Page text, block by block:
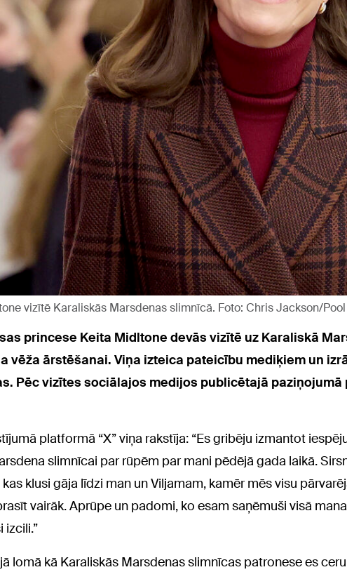
vizītē Karaliskās Marsdenas slimnīcā. Foto: Chris Jackson/Pool
princese Keita Midltone devās vizītē uz Karaliskā
vēža ārstēšanai. Viņa izteica pateicību mediķiem un
Pēc vizītes sociālajos medijos publicētajā
platformā “X” viņa rakstīja: “Es gribēju izmantot
slimnīcai par rūpēm par mani pēdējā gada laikā.
klusi gāja līdzi man un Viljamam, kamēr mēs visu
vairāk. Aprūpe un padomi, ko esam saņēmuši visā
izcili.”
lomā kā Karaliskās Marsdenas slimnīcas patronese es